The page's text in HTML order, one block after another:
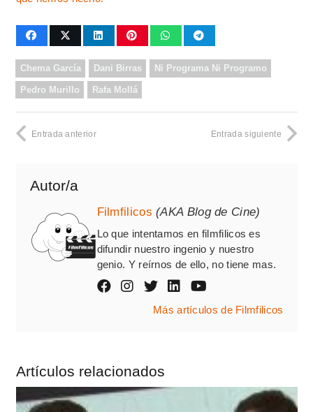
Chema García Dani Birras Ni Programa Ni Programo
Pedro Murillo Rafa Mollá
Entrada anterior Entrada siguiente
Autor/a
Filmfilicos (AKA Blog de Cine)
Lo que intentamos en filmfilicos es
difundir nuestro ingenio y nuestro
genio. Y reírnos de ello, no tiene mas.
Más artículos de Filmfilicos
Artículos relacionados